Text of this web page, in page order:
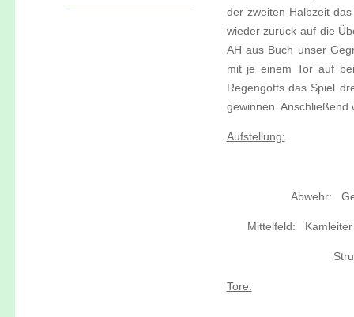
der zweiten Halbzeit
wieder zurück auf die
AH aus Buch unser
mit je einem Tor auf
Regengotts das Spiel
gewinnen. Anschließend
Aufstellung:
Abwehr:
Mittelfeld:
Tore: